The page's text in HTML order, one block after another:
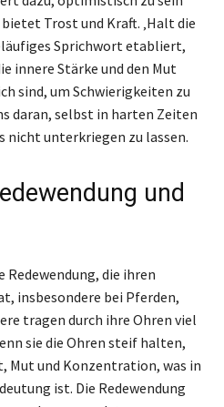
Trost und Kraft. ‚Halt die
Sprichwort etabliert,
innere Stärke und den Mut
sind, um Schwierigkeiten zu
daran, selbst in harten Zeiten
nicht unterkriegen zu lassen.
und
die ihren
insbesondere bei Pferden,
tragen durch ihre Ohren viel
sie die Ohren steif halten,
Mut und Konzentration, was in
ist. Die Redewendung